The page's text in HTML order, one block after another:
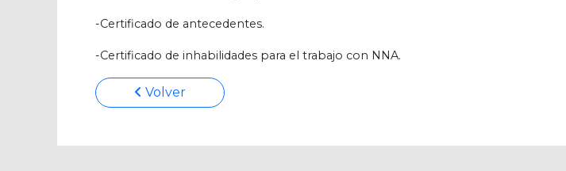
-Certificado de antecedentes.
-Certificado de inhabilidades para el trabajo con NNA.
Volver